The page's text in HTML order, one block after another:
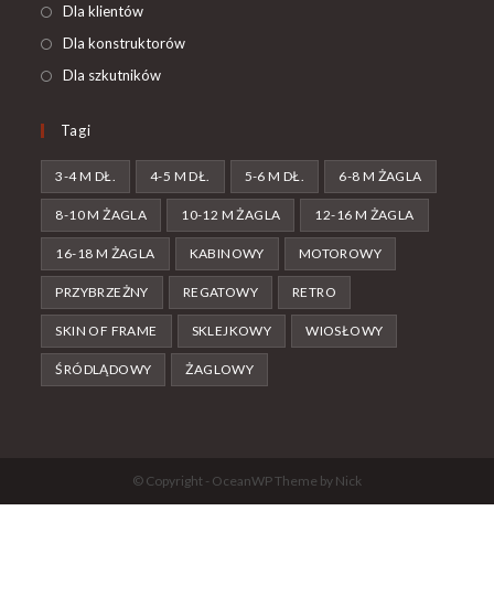
Dla klientów
Dla konstruktorów
Dla szkutników
Tagi
3-4 M DŁ. 4-5 M DŁ. 5-6 M DŁ. 6-8 M ŻAGLA
8-10 M ŻAGLA 10-12 M ŻAGLA 12-16 M ŻAGLA
16-18 M ŻAGLA KABINOWY MOTOROWY
PRZYBRZEŻNY REGATOWY RETRO
SKIN OF FRAME SKLEJKOWY WIOSŁOWY
ŚRÓDLĄDOWY ŻAGLOWY
© Copyright - OceanWP Theme by Nick